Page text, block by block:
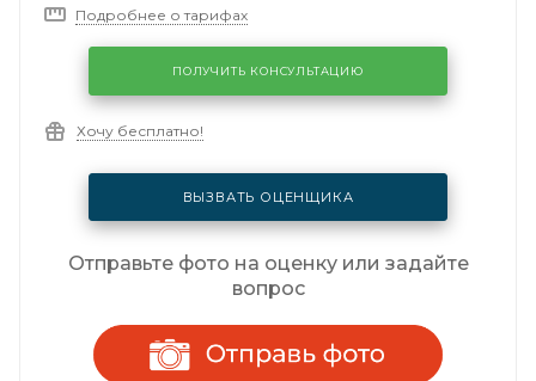
Подробнее о тарифах
ПОЛУЧИТЬ КОНСУЛЬТАЦИЮ
Хочу бесплатно!
ВЫЗВАТЬ ОЦЕНЩИКА
Отправьте фото на оценку или задайте
вопрос